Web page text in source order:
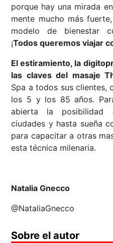
porque hay una mirada
mente mucho más
modelo de bienestar
¡Todos queremos viajar
El estiramiento, la
las claves del masaje
Spa a todos sus clientes,
los 5 y los 85 años.
abierta la posibilidad
ciudades y hasta sueña
para capacitar a otras
esta técnica milenaria.
Natalia Gnecco
@NataliaGnecco
Sobre el autor